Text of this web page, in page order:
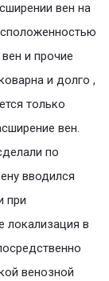
вен на
и прочие
и долго ,
только
вен.
по
вводился
при
локализация в
венозной